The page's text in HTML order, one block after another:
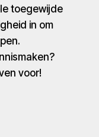
toegewijde
in om
voor!